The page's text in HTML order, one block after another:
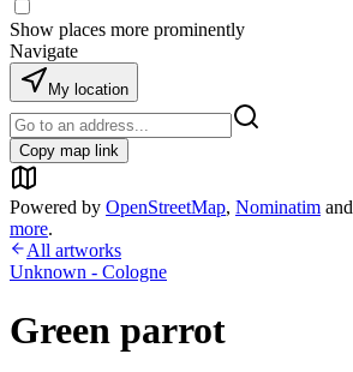
Show places more prominently
Navigate
My location
Copy map link
Powered by OpenStreetMap, Nominatim and
more.
All artworks
Unknown - Cologne
Green parrot